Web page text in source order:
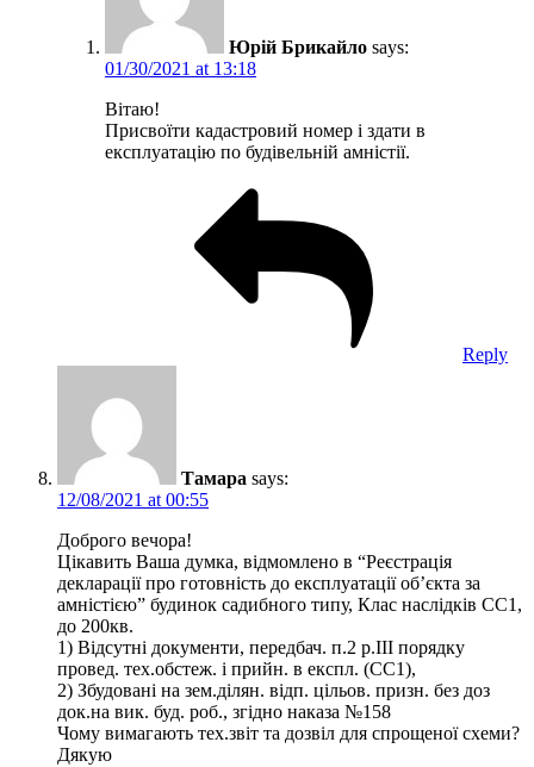
Юрій Брикайло says:
01/30/2021 at 13:18
Вітаю!
Присвоїти кадастровий номер і здати в
експлуатацію по будівельній амністії.
Reply
Тамара says:
12/08/2021 at 00:55
Доброго вечора!
Цікавить Ваша думка, відмомлено в “Реєстрація
декларації про готовність до експлуатації об’єкта за
амністією” будинок садибного типу, Клас наслідків СС1,
до 200кв.
1) Відсутні документи, передбач. п.2 р.ІІІ порядку
провед. тех.обстеж. і прийн. в експл. (СС1),
2) Збудовані на зем.ділян. відп. цільов. призн. без доз
док.на вик. буд. роб., згідно наказа №158
Чому вимагають тех.звіт та дозвіл для спрощеної схеми?
Дякую